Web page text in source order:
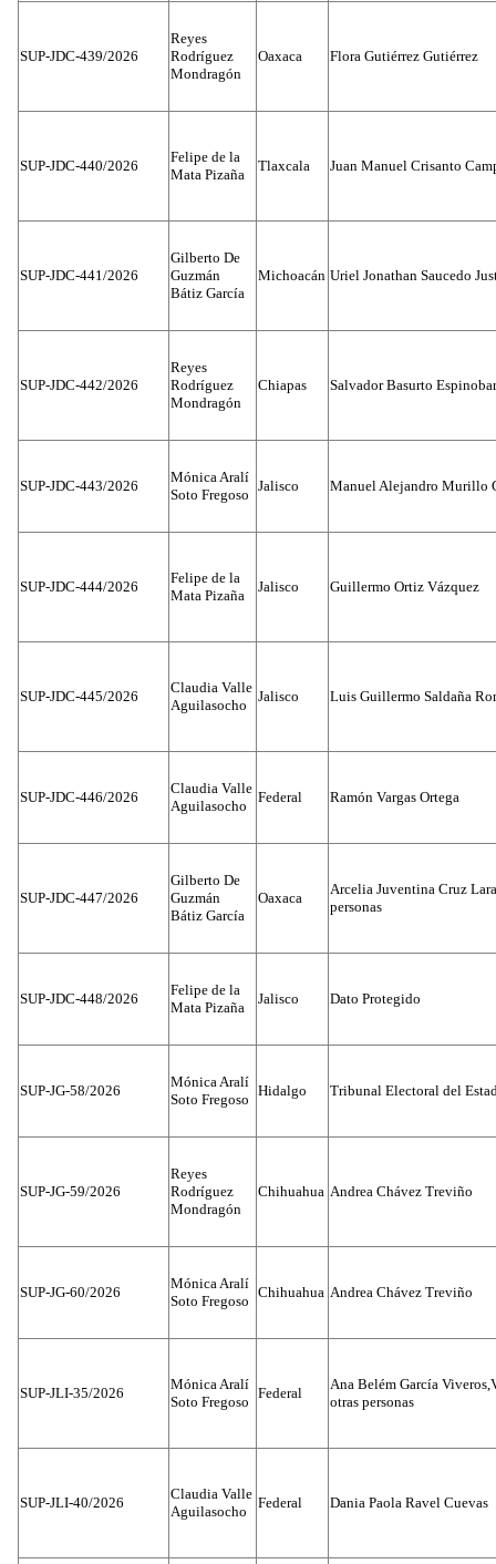
SUP-JDC-439/2026
Reyes
Rodríguez
Mondragón
Oaxaca Flora Gutiérrez Gutiérrez
SUP-JDC-440/2026
Felipe de la
Mata Pizaña
Tlaxcala Juan Manuel Crisanto
SUP-JDC-441/2026
Gilberto De
Guzmán
Bátiz García
Michoacán Uriel Jonathan Saucedo
SUP-JDC-442/2026
Reyes
Rodríguez
Mondragón
Chiapas Salvador Basurto
SUP-JDC-443/2026
Mónica Aralí
Soto Fregoso
Jalisco Manuel Alejandro Murillo
SUP-JDC-444/2026
Felipe de la
Mata Pizaña
Jalisco Guillermo Ortiz Vázquez
SUP-JDC-445/2026
Claudia Valle
Aguilasocho
Jalisco Luis Guillermo Saldaña
SUP-JDC-446/2026
Claudia Valle
Aguilasocho
Federal Ramón Vargas Ortega
SUP-JDC-447/2026
Gilberto De
Guzmán
Bátiz García
Oaxaca
Arcelia Juventina Cruz
personas
SUP-JDC-448/2026
Felipe de la
Mata Pizaña
Jalisco Dato Protegido
SUP-JG-58/2026
Mónica Aralí
Soto Fregoso
Hidalgo Tribunal Electoral del
SUP-JG-59/2026
Reyes
Rodríguez
Mondragón
Chihuahua Andrea Chávez Treviño
SUP-JG-60/2026
Mónica Aralí
Soto Fregoso
Chihuahua Andrea Chávez Treviño
SUP-JLI-35/2026
Mónica Aralí
Soto Fregoso
Federal
Ana Belém García
otras personas
SUP-JLI-40/2026
Claudia Valle
Aguilasocho
Federal Dania Paola Ravel Cuevas